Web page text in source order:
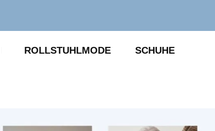
ROLLSTUHLMODE SCHUHE